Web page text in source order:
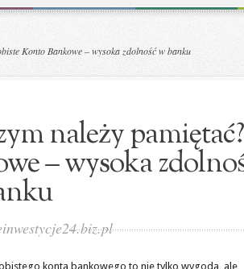
Konto Bankowe – wysoka zdolność w banku
należy pamiętać?
– wysoka
konta bankowego to nie tylko wygoda, ale